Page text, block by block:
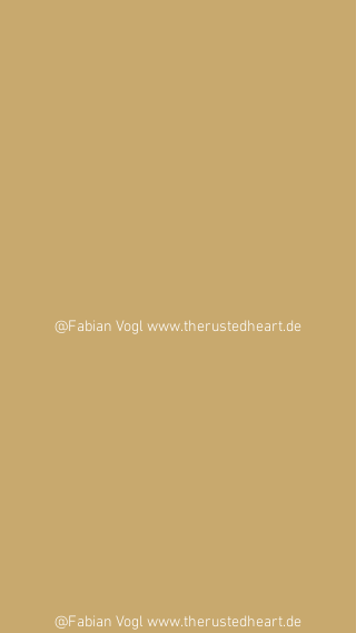
@Fabian Vogl www.therustedheart.de
@Fabian Vogl www.therustedheart.de